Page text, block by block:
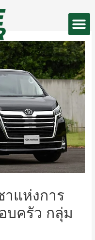
าแห่งการ
บครัว กลุ่ม